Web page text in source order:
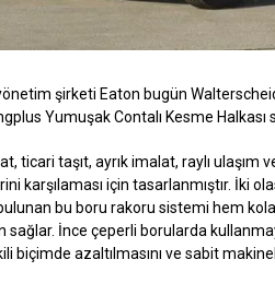
şirketi Eaton bugün
Yumuşak Contalı Kesme
ticari taşıt, ayrık imalat, raylı
karşılaması için tasarlanmıştır. İki
bu boru rakoru sistemi hem
sağlar. İnce çeperli borularda
biçimde azaltılmasını ve sabit